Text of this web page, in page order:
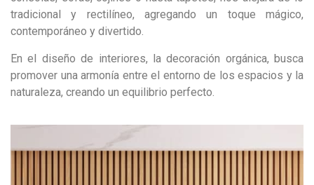
tradicional y rectilíneo, agregando un toque mágico,
contemporáneo y divertido.
En el diseño de interiores, la decoración orgánica, busca
promover una armonía entre el entorno de los espacios y la
naturaleza, creando un equilibrio perfecto.